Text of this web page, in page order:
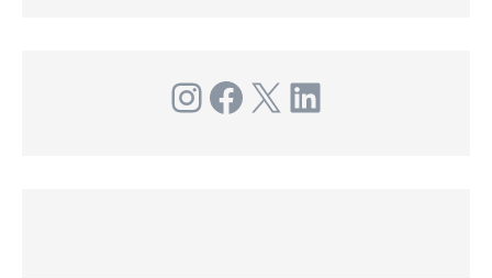
Instagram
Facebook
X LinkedIn